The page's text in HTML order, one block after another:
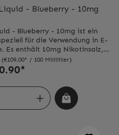
- Blueberry - 10mg
- Blueberry - 10mg ist ein
für die Verwendung in E-
Es enthält 10mg Nikotinsalz,
Nikotinaufnahme im
Liquids ermöglicht. Das Liquid
Dampferlebnis sorgt. Die
der Blaubeeren werden Ihre
und Ihnen ein angenehmes
(€109.00* / 100 Milliliter)